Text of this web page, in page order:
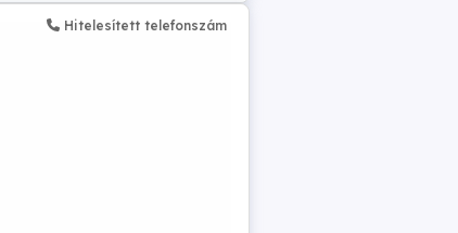
Hitelesített telefonszám